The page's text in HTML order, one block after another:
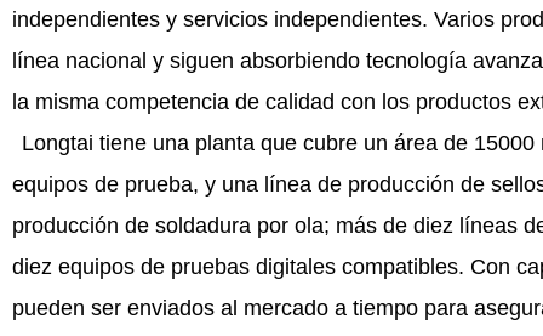
independientes y servicios independientes. Varios
línea nacional y siguen absorbiendo tecnología
la misma competencia de calidad con los productos
Longtai tiene una planta que cubre un área de
equipos de prueba, y una línea de producción de
producción de soldadura por ola; más de diez líneas
diez equipos de pruebas digitales compatibles. Con
pueden ser enviados al mercado a tiempo para